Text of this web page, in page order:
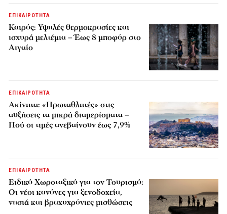
ΕΠΙΚΑΙΡΟΤΗΤΑ
Καιρός: Υψηλές θερμοκρασίες και
ισχυρά μελτέμια – Έως 8 μποφόρ στο
Αιγαίο
ΕΠΙΚΑΙΡΟΤΗΤΑ
Ακίνητα: «Πρωταθλητές» στις
αυξήσεις τα μικρά διαμερίσματα –
Πού οι τιμές ανεβαίνουν έως 7,9%
ΕΠΙΚΑΙΡΟΤΗΤΑ
Ειδικό Χωροταξικό για τον Τουρισμό:
Οι νέοι κανόνες για ξενοδοχεία,
νησιά και βραχυχρόνιες μισθώσεις